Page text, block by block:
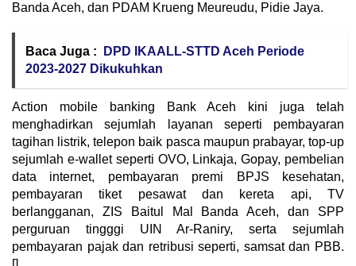
Banda Aceh, dan PDAM Krueng Meureudu, Pidie Jaya.
Baca Juga :
DPD IKAALL-STTD Aceh Periode
2023-2027 Dikukuhkan
Action mobile banking Bank Aceh kini juga telah
menghadirkan sejumlah layanan seperti pembayaran
tagihan listrik, telepon baik pasca maupun prabayar, top-up
sejumlah e-wallet seperti OVO, Linkaja, Gopay, pembelian
data internet, pembayaran premi BPJS kesehatan,
pembayaran tiket pesawat dan kereta api, TV
berlangganan, ZIS Baitul Mal Banda Aceh, dan SPP
perguruan tingggi UIN Ar-Raniry, serta sejumlah
pembayaran pajak dan retribusi seperti, samsat dan PBB.